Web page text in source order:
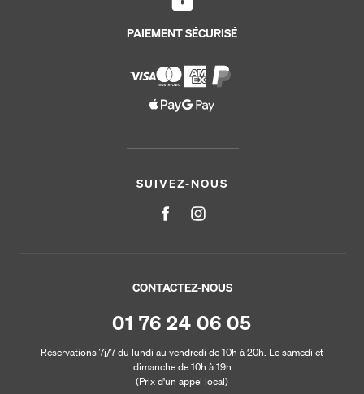
PAIEMENT SÉCURISÉ
SUIVEZ-NOUS
CONTACTEZ-NOUS
01 76 24 06 05
Réservations 7j/7 du lundi au vendredi de 10h à 20h. Le samedi et
dimanche de 10h à 19h
(Prix d'un appel local)